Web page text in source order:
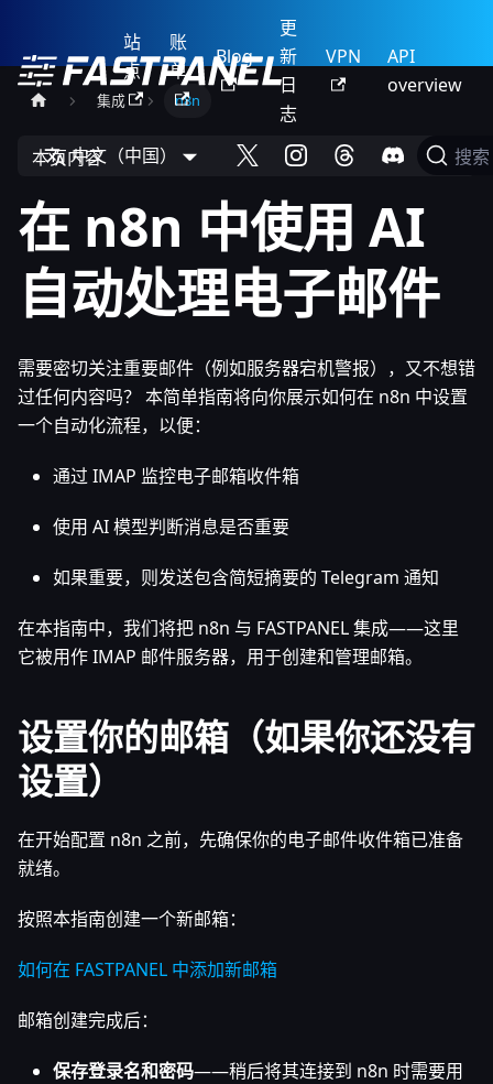
站
点
账
单
Blog
更
新
日
志
VPN
API
overview
中文（中国） 搜索
集成 n8n
本页内容
在 n8n 中使用 AI
自动处理电子邮件
需要密切关注重要邮件（例如服务器宕机警报），又不想错
过任何内容吗？ 本简单指南将向你展示如何在 n8n 中设置
一个自动化流程，以便：
通过 IMAP 监控电子邮箱收件箱
使用 AI 模型判断消息是否重要
如果重要，则发送包含简短摘要的 Telegram 通知
在本指南中，我们将把 n8n 与 FASTPANEL 集成——这里
它被用作 IMAP 邮件服务器，用于创建和管理邮箱。
设置你的邮箱（如果你还没有
设置）
在开始配置 n8n 之前，先确保你的电子邮件收件箱已准备
就绪。
按照本指南创建一个新邮箱：
如何在 FASTPANEL 中添加新邮箱
邮箱创建完成后：
保存登录名和密码——稍后将其连接到 n8n 时需要用